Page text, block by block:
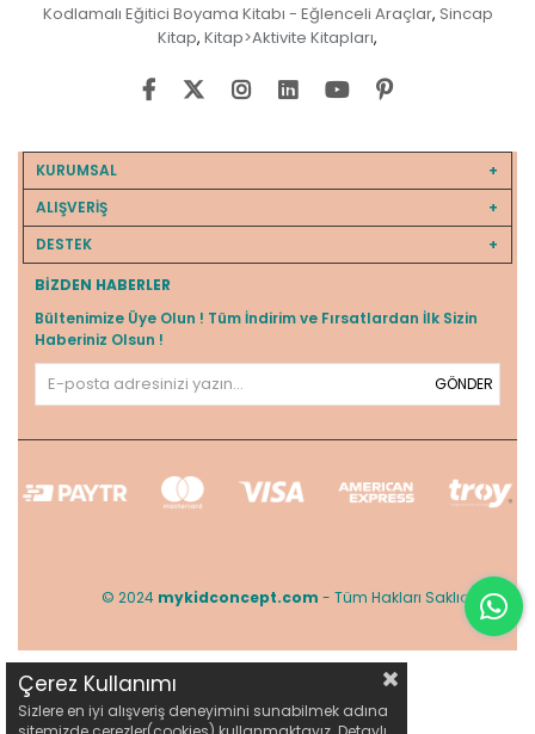
Kodlamalı Eğitici Boyama Kitabı - Eğlenceli Araçlar, Sincap
Kitap, Kitap>Aktivite Kitapları,
KURUMSAL
ALIŞVERİŞ
DESTEK
BIZDEN HABERLER
Bültenimize Üye Olun ! Tüm İndirim ve Fırsatlardan İlk Sizin
Haberiniz Olsun !
GÖNDER
© 2024 mykidconcept.com - Tüm Hakları Saklıdır.
Çerez Kullanımı
Sizlere en iyi alışveriş deneyimini sunabilmek adına